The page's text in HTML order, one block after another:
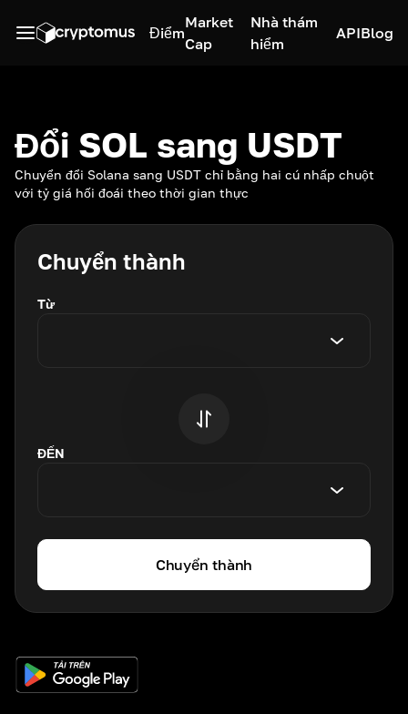
Điểm
Market
Cap
Nhà thám
hiểm
APIBlog
Đổi SOL sang USDT
Chuyển đổi Solana sang USDT chỉ bằng hai cú nhấp chuột
với tỷ giá hối đoái theo thời gian thực
Chuyển thành
Từ
ĐẾN
Chuyển thành